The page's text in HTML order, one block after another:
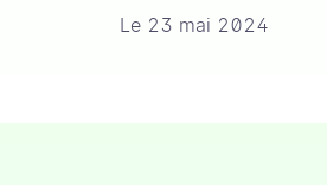
Le 23 mai 2024